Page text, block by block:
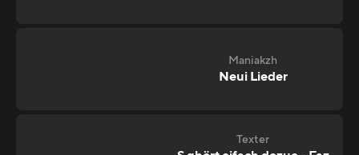
Maniakzh
Neui Lieder
Texter